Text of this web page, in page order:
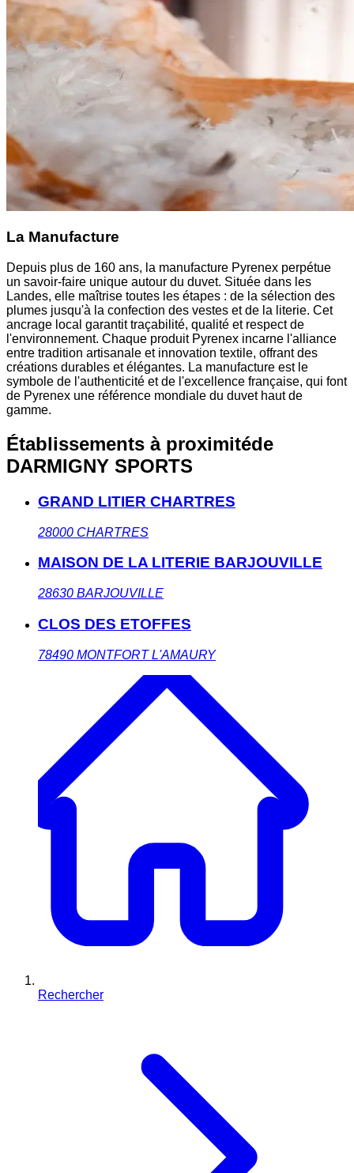
La Manufacture
Depuis plus de 160 ans, la manufacture Pyrenex perpétue
un savoir-faire unique autour du duvet. Située dans les
Landes, elle maîtrise toutes les étapes : de la sélection des
plumes jusqu'à la confection des vestes et de la literie. Cet
ancrage local garantit traçabilité, qualité et respect de
l'environnement. Chaque produit Pyrenex incarne l'alliance
entre tradition artisanale et innovation textile, offrant des
créations durables et élégantes. La manufacture est le
symbole de l'authenticité et de l'excellence française, qui font
de Pyrenex une référence mondiale du duvet haut de
gamme.
Établissements à proximitéde
DARMIGNY SPORTS
GRAND LITIER CHARTRES
28000 CHARTRES
MAISON DE LA LITERIE BARJOUVILLE
28630 BARJOUVILLE
CLOS DES ETOFFES
78490 MONTFORT L'AMAURY
Rechercher